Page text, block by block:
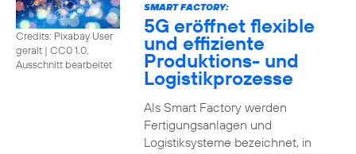
Credits: Pixabay User
geralt | CC0 1.0,
Ausschnitt bearbeitet
SMART FACTORY:
5G eröffnet flexible
und effiziente
Produktions- und
Logistikprozesse
Als Smart Factory werden
Fertigungsanlagen und
Logistiksysteme bezeichnet, in